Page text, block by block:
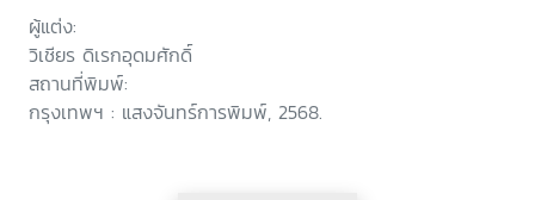
ผู้แต่ง:
วิเชียร ดิเรกอุดมศักดิ์
สถานที่พิมพ์:
กรุงเทพฯ : แสงจันทร์การพิมพ์, 2568.